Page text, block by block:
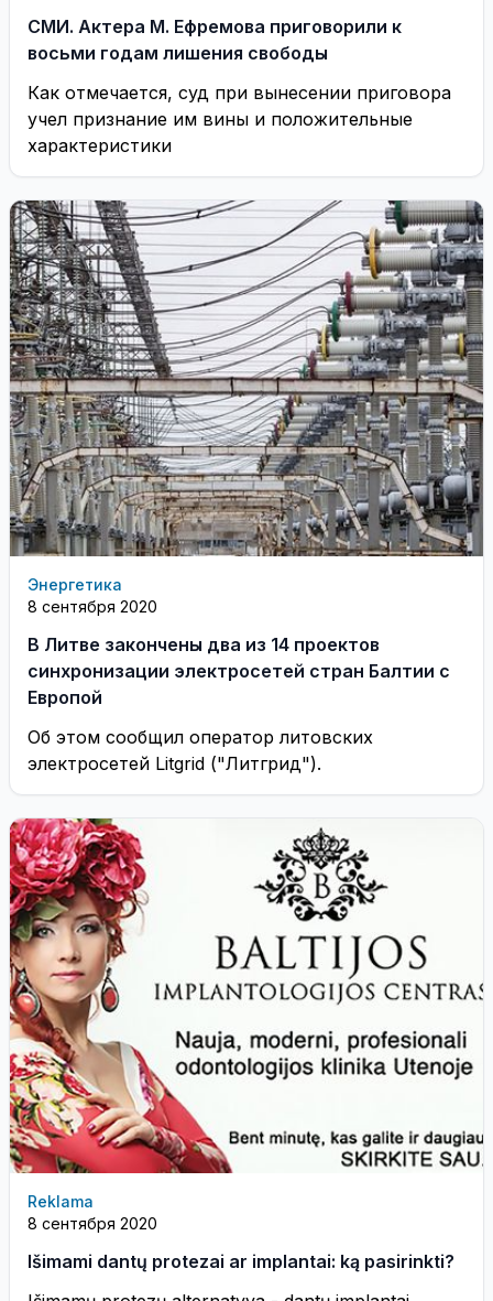
СМИ. Актера М. Ефремова приговорили к
восьми годам лишения свободы
Как отмечается, суд при вынесении приговора
учел признание им вины и положительные
характеристики
Энергетика
8 сентября 2020
В Литве закончены два из 14 проектов
синхронизации электросетей стран Балтии с
Европой
Об этом сообщил оператор литовских
электросетей Litgrid ("Литгрид").
Reklama
8 сентября 2020
Išimami dantų protezai ar implantai: ką pasirinkti?